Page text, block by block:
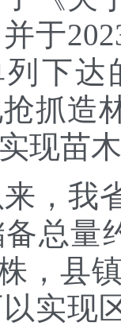
于
列下
抓造
现苗
我
总量
，县
实现